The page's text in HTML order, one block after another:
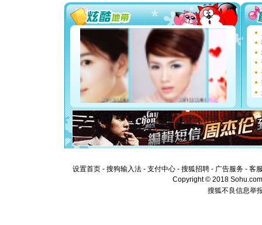
能正大光
都要快乐
[圣诞节]
如意,快
[元旦]
断电。
你是我
[元旦]
起；二
离。水
[元旦]当
泣，这痛
卖了。水
[春节]风
颜！冬去
[春节] 传
片叶子是
送你一棵
设置首页 - 搜狗输入法 - 支付中心 - 搜狐招聘 - 广告服务 - 客
Copyright © 2018
搜狐不良信息举